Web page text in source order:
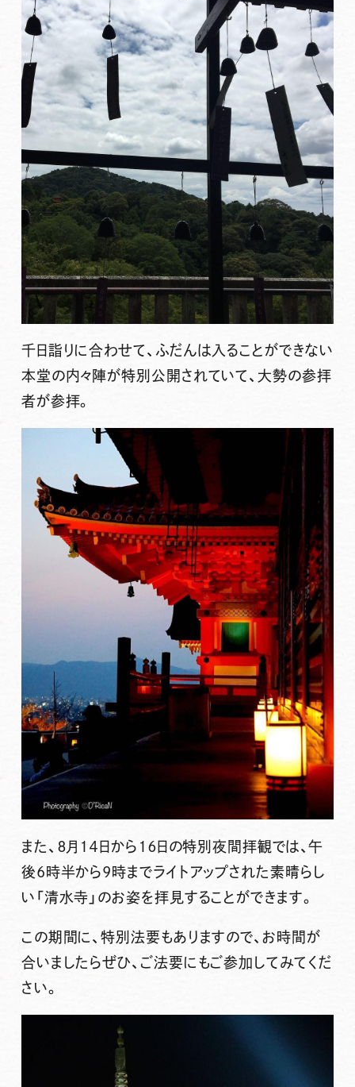
千日詣りに合わせて、ふだんは入ることができない
本堂の内々陣が特別公開されていて、大勢の参拝
者が参拝。
また、８月１４日から１６日の特別夜間拝観では、午
後6時半から9時までライトアップされた素晴らし
い「清水寺」のお姿を拝見することができます。
この期間に、特別法要もありますので、お時間が
合いましたらぜひ、ご法要にもご参加してみてくだ
さい。